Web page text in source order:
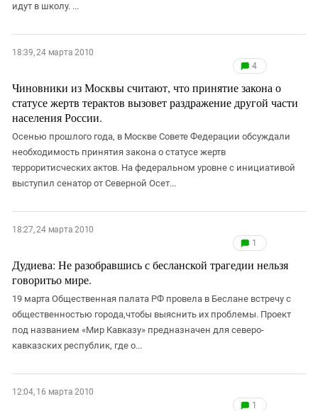
идут в школу. ...
18:39, 24 марта 2010
4
Чиновники из Москвы считают, что принятие закона о
статусе жертв терактов вызовет раздражение другой части
населения России.
Осенью прошлого года, в Москве Совете Федерации обсуждали
необходимость принятия закона о статусе жертв
терроритисческих актов. На федеральном уровне с инициативой
выступил сенатор от Северной Осет...
18:27, 24 марта 2010
1
Дудиева: Не разобравшись с бесланской трагедии нельзя
говоритьо мире.
19 марта Общественная палата РФ провела в Беслане встречу с
общественностью города,чтобы выяснить их проблемы. Проект
под названием «Мир Кавказу» предназначен для северо-
кавказских республик, где о...
12:04, 16 марта 2010
1